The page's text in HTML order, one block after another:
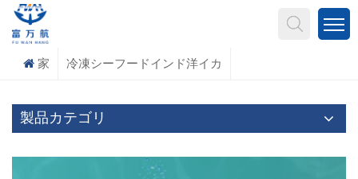
家 冷凍シーフードインド洋イカ
製品カテゴリ